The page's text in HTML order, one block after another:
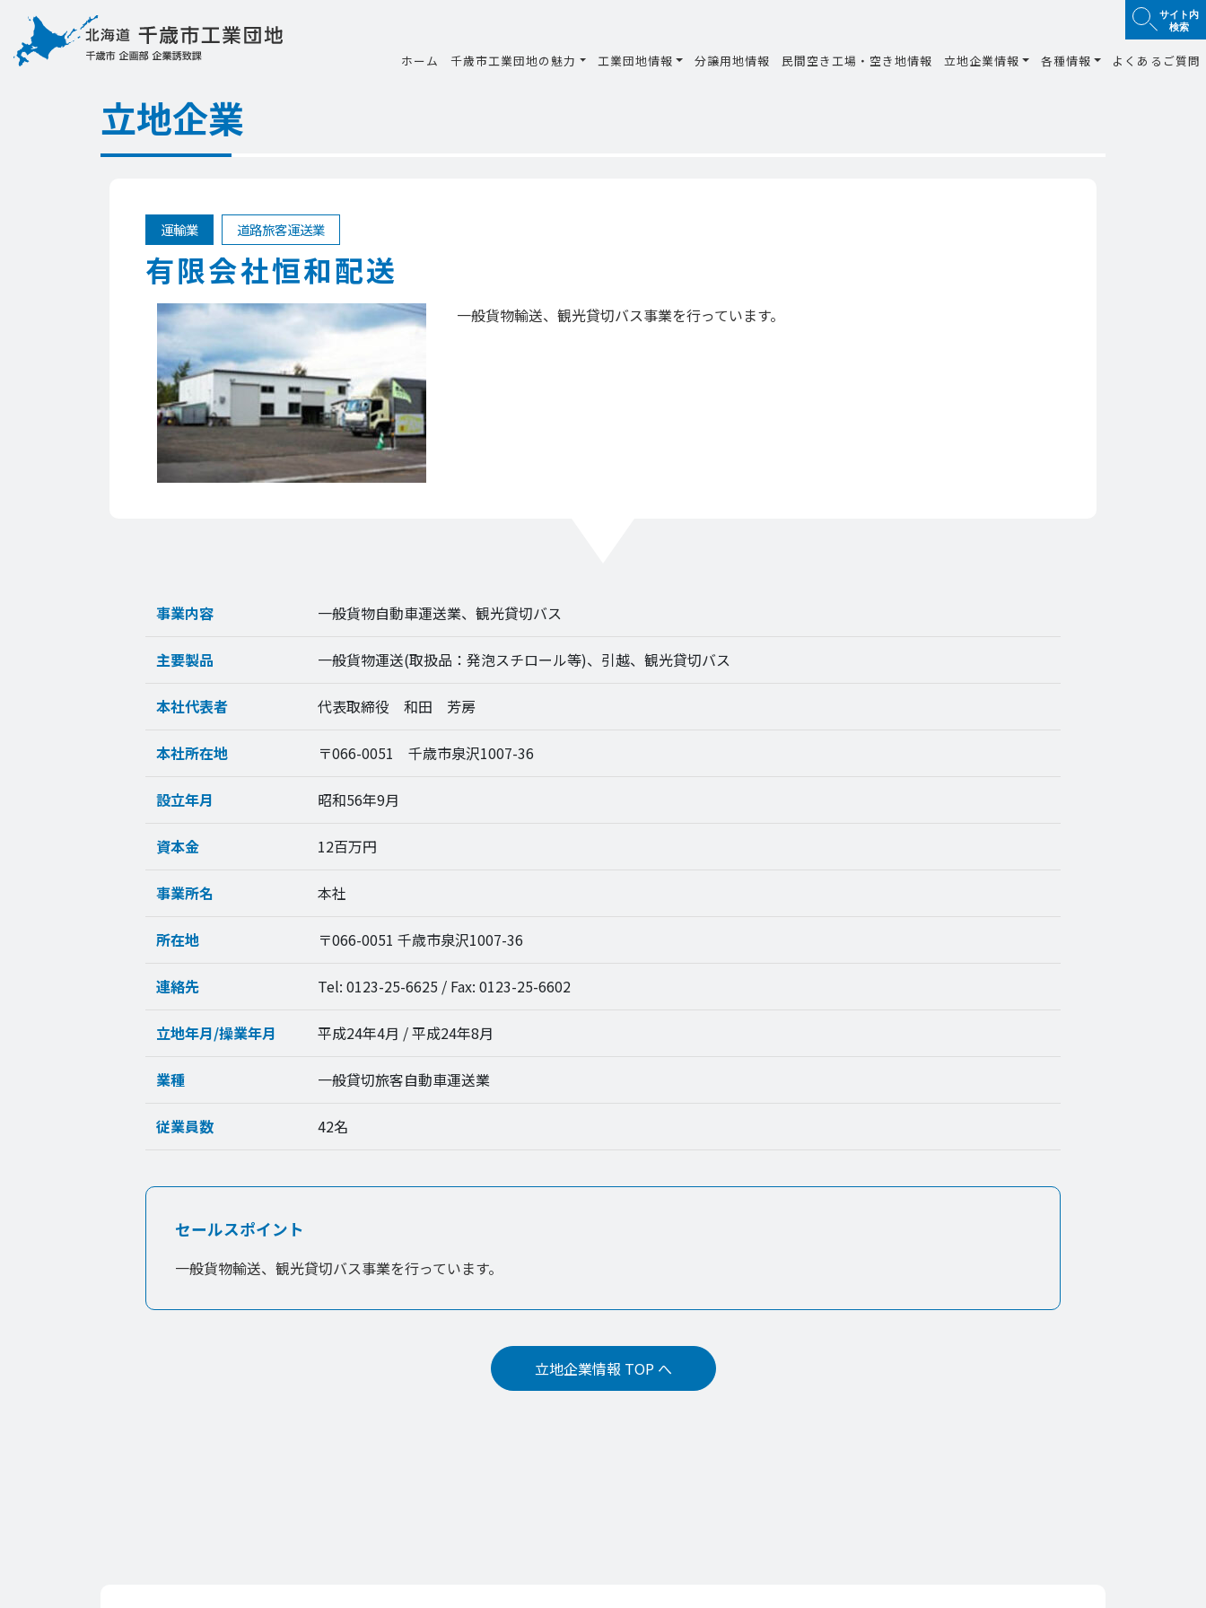
サイト内
検索
ホーム 千歳市工業団地の魅力 工業団地情報 分譲用地情報 民間空き工場・空き地情報 立地企業情報 各種情報 よくあるご質問
立地企業
運輸業 道路旅客運送業
有限会社恒和配送
一般貨物輸送、観光貸切バス事業を行っています。
事業内容 一般貨物自動車運送業、観光貸切バス
主要製品 一般貨物運送(取扱品：発泡スチロール等)、引越、観光貸切バス
本社代表者 代表取締役 和田 芳房
本社所在地 〒066-0051 千歳市泉沢1007-36
設立年月 昭和56年9月
資本金 12百万円
事業所名 本社
所在地 〒066-0051 千歳市泉沢1007-36
連絡先 Tel: 0123-25-6625 / Fax: 0123-25-6602
立地年月/操業年月 平成24年4月 / 平成24年8月
業種 一般貸切旅客自動車運送業
従業員数 42名
セールスポイント
一般貨物輸送、観光貸切バス事業を行っています。
立地企業情報 TOP へ